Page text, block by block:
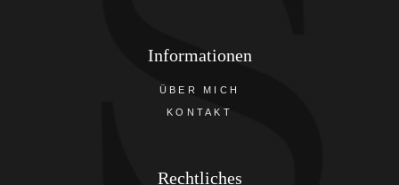
Informationen
ÜBER MICH
KONTAKT
Rechtliches